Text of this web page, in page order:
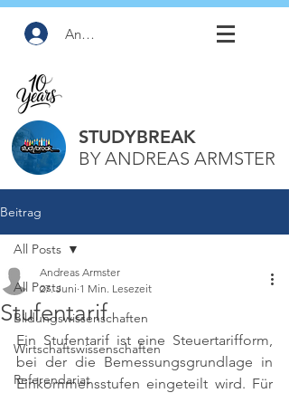
Anmelden
STUDYBREAK
BY ANDREAS ARMSTER
Beitrag
All Posts
Bildungswissenschaften
Wirtschaftswissenschaften
Referendariat
All Posts
Stufentarif
Andreas Armster
27. Juni 1 Min. Lesezeit
Ein Stufentarif ist eine Steuertarifform,
bei der die Bemessungsgrundlage in
Einkommensstufen eingeteilt wird. Für